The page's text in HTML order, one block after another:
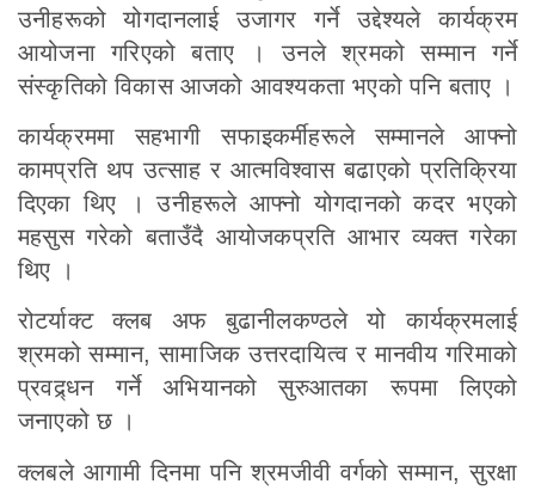
उनीहरूको योगदानलाई उजागर गर्ने उद्देश्यले कार्यक्रम
आयोजना गरिएको बताए । उनले श्रमको सम्मान गर्ने
संस्कृतिको विकास आजको आवश्यकता भएको पनि बताए ।
कार्यक्रममा सहभागी सफाइकर्मीहरूले सम्मानले आफ्नो
कामप्रति थप उत्साह र आत्मविश्वास बढाएको प्रतिक्रिया
दिएका थिए । उनीहरूले आफ्नो योगदानको कदर भएको
महसुस गरेको बताउँदै आयोजकप्रति आभार व्यक्त गरेका
थिए ।
रोटर्याक्ट क्लब अफ बुढानीलकण्ठले यो कार्यक्रमलाई
श्रमको सम्मान, सामाजिक उत्तरदायित्व र मानवीय गरिमाको
प्रवद्र्धन गर्ने अभियानको सुरुआतका रूपमा लिएको
जनाएको छ ।
क्लबले आगामी दिनमा पनि श्रमजीवी वर्गको सम्मान, सुरक्षा